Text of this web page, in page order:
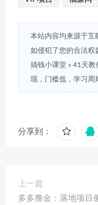
本站内容均来源于互
如侵犯了您的合法权
搞钱小课堂 » 41天教
现，门槛低，学习周
分享到：
上一篇
多多撸金：落地项目